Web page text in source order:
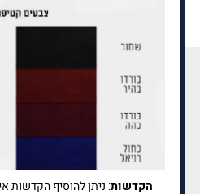
הקדשות: ניתן להוסיף הקדשות